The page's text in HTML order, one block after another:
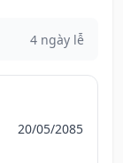
4 ngày lễ
20/05/2085